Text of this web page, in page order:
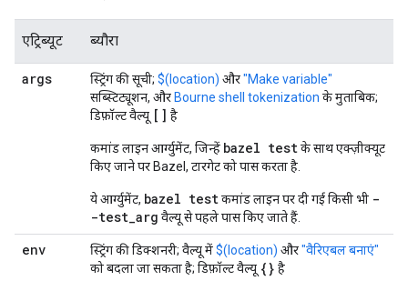
एट्रिब्यूट ब्यौरा
args स्ट्रिंग की सूची; $(location) और"Make variable"
सब्स्टिट्यूशन, और Bourne shell tokenization के मुताबिक;
डिफ़ॉल्ट वैल्यू [] है
कमांड लाइन आर्ग्युमेंट, जिन्हें bazel testके साथ एक्ज़ीक्यूट
किए जाने पर Bazel, टारगेट को पास करता है.
ये आर्ग्युमेंट, bazel testकमांड लाइन पर दी गई किसी भी -
-test_arg वैल्यू से पहले पास किए जाते हैं.
env स्ट्रिंग की डिक्शनरी; वैल्यू में$(location) और"वैरिएबल बनाएं"
को बदला जा सकता है; डिफ़ॉल्ट वैल्यू {} है